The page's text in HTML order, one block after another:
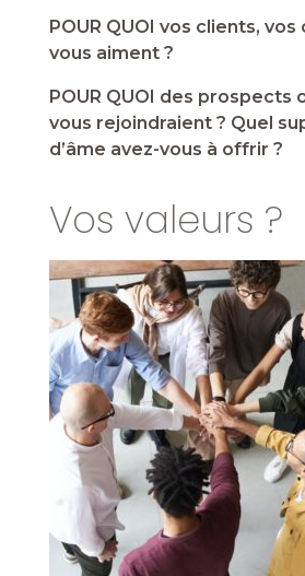
POUR QUOI vos clients,
vous aiment ?
POUR QUOI des prospects
vous rejoindraient ? Quel
d’âme avez-vous à offrir ?
Vos valeurs ?